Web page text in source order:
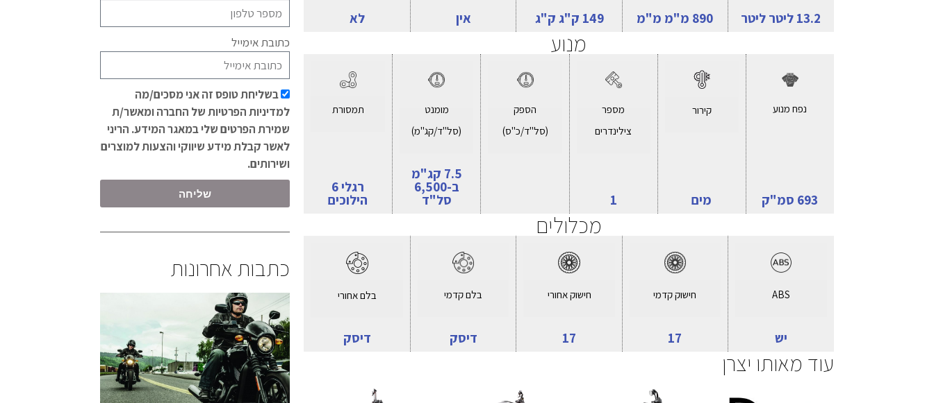
13.2 ליטר ליטר 890 מ"מ מ"מ 149 ק"ג ק"ג אין לא
מנוע
נפח מנוע
693 סמ"ק
קירור
מים
מספר
צילינדרים
1
הספק
(סל"ד/כ"ס)
מומנט
(סל"ד/קג"מ)
7.5 קג"מ
ב-6,500
סל"ד
תמסורת
רגלי 6
הילוכים
מכלולים
ABS
יש
חישוק קדמי
17
חישוק אחורי
17
בלם קדמי
דיסק
בלם אחורי
דיסק
עוד מאותו יצרן
כתובת אימייל
בשליחת טופס זה אני מסכים/מה
למדיניות הפרטיות של החברה ומאשר/ת
שמירת הפרטים שלי במאגר המידע. הריני
לאשר קבלת מידע שיווקי והצעות למוצרים
ושירותים.
שליחה
כתבות אחרונות